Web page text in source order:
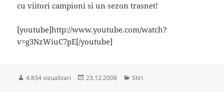
cu viitori campioni si un sezon trasnet!
[youtube]http://www.youtube.com/watch?
v=g3NzWiuC7pE[/youtube]
4.834 vizualizari
Publicat
23.12.2008 Categorii
Stiri